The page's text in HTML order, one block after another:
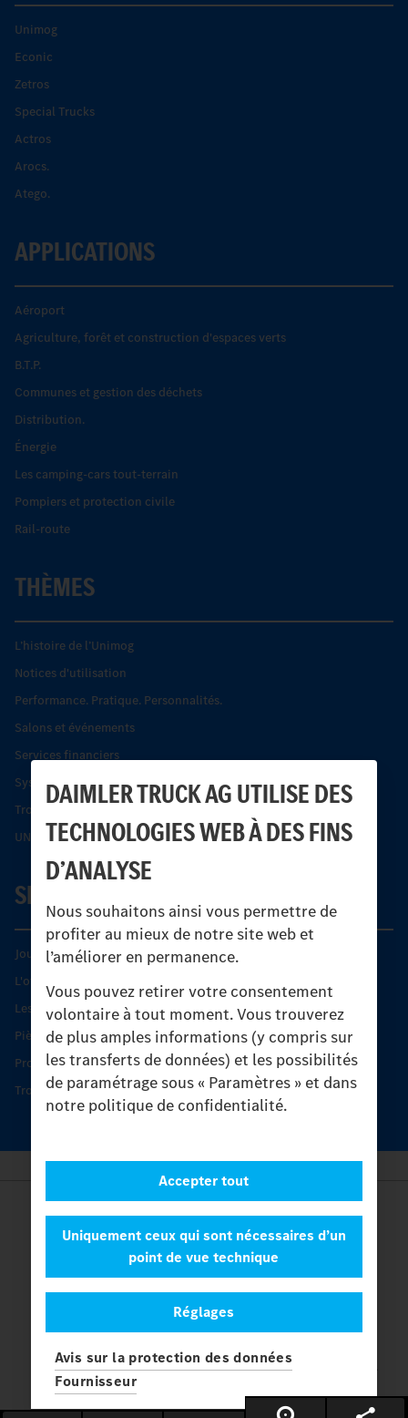
DAIMLER TRUCK AG UTILISE DES
TECHNOLOGIES WEB À DES FINS
D’ANALYSE
Nous souhaitons ainsi vous permettre de
profiter au mieux de notre site web et
l’améliorer en permanence.
Vous pouvez retirer votre consentement
volontaire à tout moment. Vous trouverez
de plus amples informations (y compris sur
les transferts de données) et les possibilités
de paramétrage sous « Paramètres » et dans
notre politique de confidentialité.
Réglages
Uniquement ceux qui sont nécessaires d’un
point de vue technique
Accepter tout
Avis sur la protection des données
Fournisseur
Unimog
Econic
Zetros
Special Trucks
Actros
Arocs.
Atego.
APPLICATIONS
Aéroport
Agriculture, forêt et construction d'espaces verts
B.T.P.
Communes et gestion des déchets
Distribution.
Énergie
Les camping-cars tout-terrain
Pompiers et protection civile
Rail-route
THÈMES
L’histoire de l’Unimog
Notices d'utilisation
Performance. Pratique. Personnalités.
Salons et événements
Services financiers
Systèmes de sécurité Econic
Trouver un partenaire
UNI-TOUCH®
SERVICE
Journées diagnostic Technique S.A.V Unimog
L'offre de services Unimog
Les produits phares
Pièces d’origine
Protection et maintien de la valeur
Trouver un partenaire
Provider
Legal Notice
Contact
Protection des données
Paramètres
© 2026 Daimler Truck AG. Tous les droits sont réservés.
Mercedes-Benz sont des marques deMercedes-Benz Group AG.